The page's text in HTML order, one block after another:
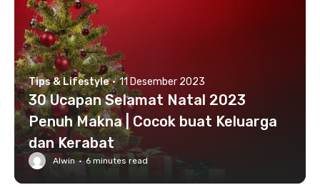
Tips & Lifestyle · 11 Desember 2023
30 Ucapan Selamat Natal 2023
Penuh Makna | Cocok buat Keluarga
dan Kerabat
Alwin · 6 minutes read